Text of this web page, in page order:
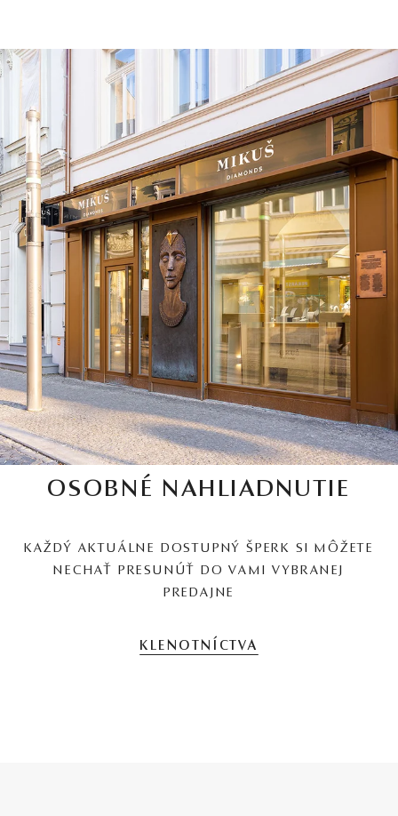
OSOBNÉ NAHLIADNUTIE
KAŽDÝ AKTUÁLNE DOSTUPNÝ ŠPERK SI MÔŽETE
NECHAŤ PRESUNÚŤ DO VAMI VYBRANEJ
PREDAJNE
KLENOTNÍCTVA